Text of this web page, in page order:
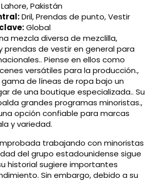
Lahore, Pakistán
Dril, Prendas de punto, Vestir
Global
mezcla diversa de mezclilla,
prendas de vestir en general para
Piense en ellos como
versátiles para la producción.,
de líneas de ropa bajo un
de una boutique especializada.. Su
grandes programas minoristas.,
opción confiable para marcas
y variedad.
trabajando con minoristas
del grupo estadounidense sigue
historial sugiere importantes
Sin embargo, debido a su